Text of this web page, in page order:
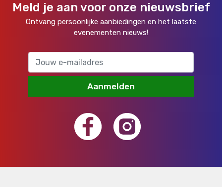
Meld je aan voor onze nieuwsbrief
Ontvang persoonlijke aanbiedingen en het laatste
evenementen nieuws!
Aanmelden